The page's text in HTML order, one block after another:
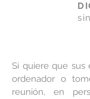
Si quiere que sus
ordenador o
reunión, en